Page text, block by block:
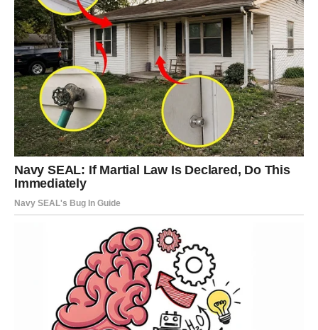
Jarčevi konačno ulaze u mnogo stabilniji i sigurniji period
života.
Na poslovnom i emotivnom planu dolazi veliko olakšanje i
osjećaj sigurnosti.
Karma vam donosi mir i stabilnost
Pred vama su veoma važni trenuci sreće.
Zvijezde vam donose neočekivane prilike i veoma
zanimljive promjene.
Jedna nova osoba ili poslovna ideja mogli bi vam potpuno